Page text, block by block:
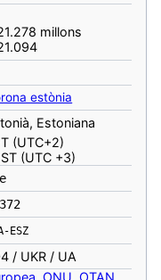
millons
estònia
Estoniana
(UTC+2)
(UTC +3)
ESZ
/ UKR / UA
,ONU,OTAN,